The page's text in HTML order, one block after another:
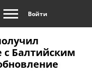
Войти
с Балтийским